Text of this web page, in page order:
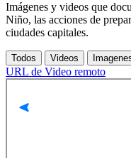
Imágenes y videos que
Niño, las acciones de
ciudades capitales.
Todos Videos
URL de Video remoto